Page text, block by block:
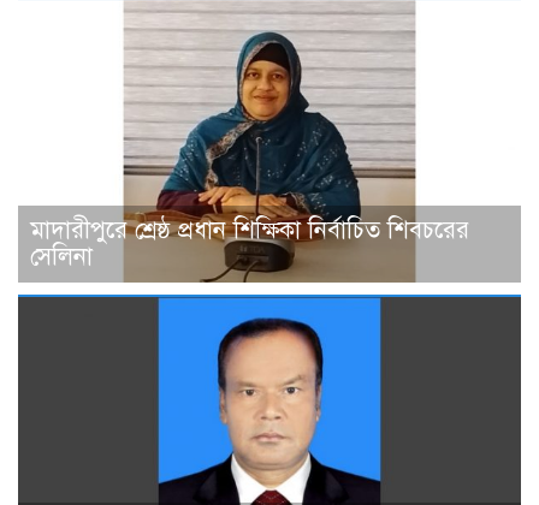
মাদারীপুরে শ্রেষ্ঠ প্রধান শিক্ষিকা নির্বাচিত শিবচরের
সেলিনা